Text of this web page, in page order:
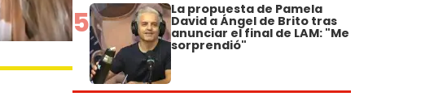
5 La propuesta de Pamela
David a Ángel de Brito tras
anunciar el final de LAM: "Me
sorprendió"